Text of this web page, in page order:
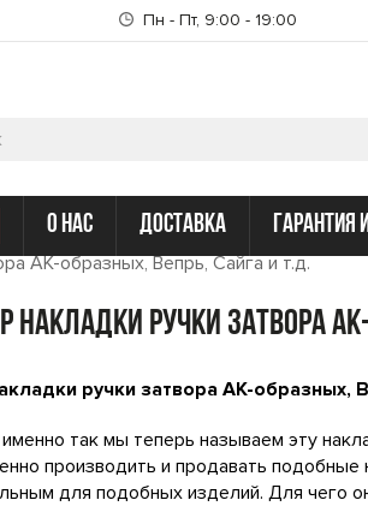
Пн - Пт, 9:00 - 19:00
о нас доставка гарантия
АК-образных, Вепрь, Сайга и т.д.
накладки ручки затвора
ручки затвора АК-образных,
так мы теперь называем эту
производить и продавать подобные
для подобных изделий. Для чего